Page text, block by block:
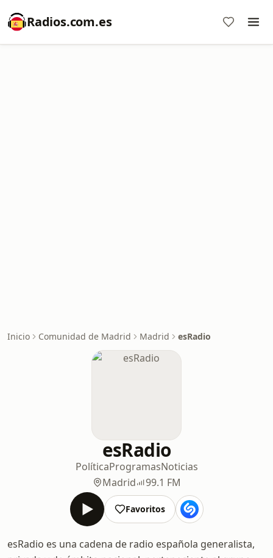
Radios.com.es
Inicio Comunidad de Madrid Madrid esRadio
esRadio
PolíticaProgramasNoticias
Madrid
99.1 FM
Favoritos
esRadio es una cadena de radio española generalista,